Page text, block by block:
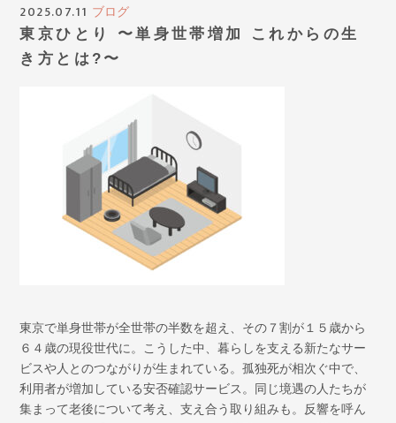
2025.07.11 ブログ
東京ひとり 〜単身世帯増加 これからの生
き方とは?〜
東京で単身世帯が全世帯の半数を超え、その７割が１５歳から
６４歳の現役世代に。こうした中、暮らしを支える新たなサー
ビスや人とのつながりが生まれている。孤独死が相次ぐ中で、
利用者が増加している安否確認サービス。同じ境遇の人たちが
集まって老後について考え、支え合う取り組みも。反響を呼ん